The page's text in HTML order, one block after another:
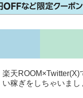
楽天ROOM×Twitter(X)
い稼ぎをしちゃいまし